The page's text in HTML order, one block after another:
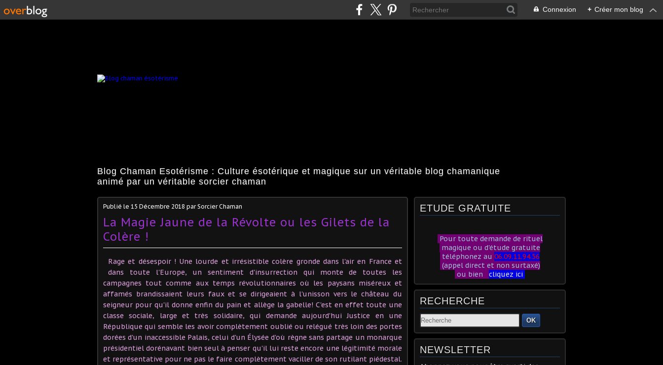
Connexion + Créer mon blog
Blog Chaman Esotérisme : Culture ésotérique et magique sur un véritable blog chamanique
animé par un véritable sorcier chaman
Publié le 15 Décembre 2018 par Sorcier Chaman
La Magie Jaune de la Révolte ou les Gilets de la
Colère !
Rage et désespoir ! Une lourde et irrésistible colère gronde dans l'air en France et
dans toute l'Europe, un sentiment d'insurrection qui monte de toutes les
campagnes tout comme aux temps révolutionnaires où les paysans miséreux et
affamés brandissaient leurs faux et se dirigeaient à l'unisson vers le château du
seigneur pour qu'il donne enfin du pain et allège la gabelle! C'est en effet toute une
classe sociale, large et très solidaire, qui demande aujourd'hui Justice en une
République qui semble les avoir complètement oublié ou relégué très loin des portes
dorées d'un inaccessible Palais, celui d'un Élysée d'où règne sans partage un monarque
présidentiel dorénavant bien seul à penser qu'il lui reste encore une légitimité morale
et représentative pour ne pas le faire complètement vaciller de son rutilant piédestal.
ETUDE GRATUITE
Pour toute demande de rituel
magique ou d'étude gratuite
téléphonez au 06.09.11.94.56
(appel direct et non surtaxé)
ou bien cliquez ici
RECHERCHE
OK
NEWSLETTER